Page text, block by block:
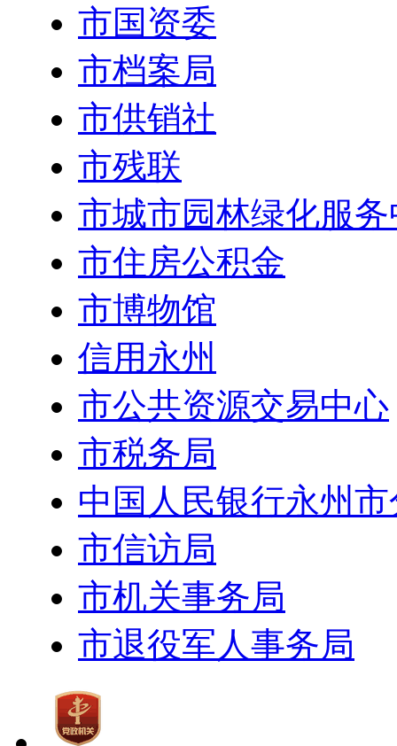
市国资委
市档案局
市供销社
市残联
市城市园林绿化服
市住房公积金
市博物馆
信用永州
市公共资源交易中心
市税务局
中国人民银行永州
市信访局
市机关事务局
市退役军人事务局